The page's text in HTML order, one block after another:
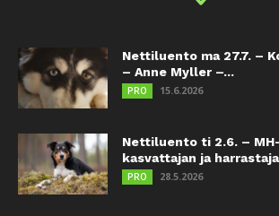
Nettiluento ma 27.7. –
– Anne Myller –...
PRO 15.6.2026
Nettiluento ti 2.6. –
kasvattajan ja
PRO 28.5.2026